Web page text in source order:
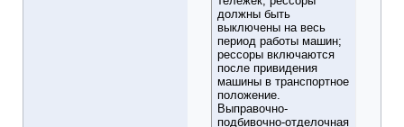
должны быть
выключены на весь
период работы машин;
рессоры включаются
после привидения
машины в транспортное
положение.
Выправочно-
подбивочно-отделочная